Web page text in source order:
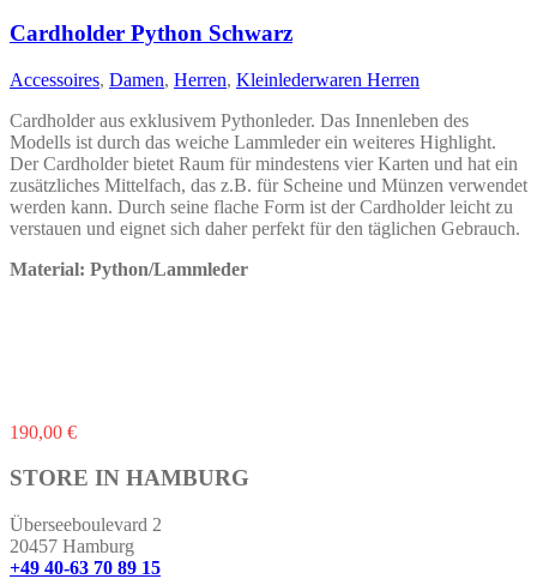
auf.
Die
Optionen
können
auf
der
Produktseite
gewählt
werden
Cardholder Python Schwarz
Accessoires, Damen, Herren, Kleinlederwaren Herren
Cardholder aus exklusivem Pythonleder. Das Innenleben des
Modells ist durch das weiche Lammleder ein weiteres Highlight.
Der Cardholder bietet Raum für mindestens vier Karten und hat ein
zusätzliches Mittelfach, das z.B. für Scheine und Münzen verwendet
werden kann. Durch seine flache Form ist der Cardholder leicht zu
verstauen und eignet sich daher perfekt für den täglichen Gebrauch.
Material: Python/Lammleder
190,00 €
STORE IN HAMBURG
Überseeboulevard 2
20457 Hamburg
+49 40-63 70 89 15